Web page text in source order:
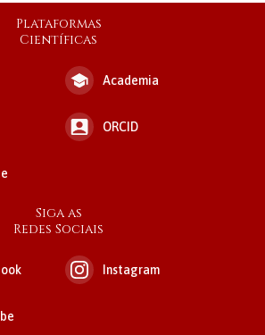
Plataformas
Científicas
Academia
ORCID
Siga as
Redes Sociais
Instagram